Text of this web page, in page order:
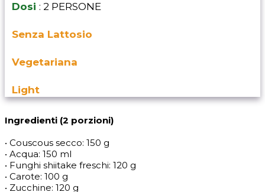
Dosi : 2 PERSONE
Senza Lattosio
Vegetariana
Light
Ingredienti (2 porzioni)
• Couscous secco: 150 g
• Acqua: 150 ml
• Funghi shiitake freschi: 120 g
• Carote: 100 g
• Zucchine: 120 g